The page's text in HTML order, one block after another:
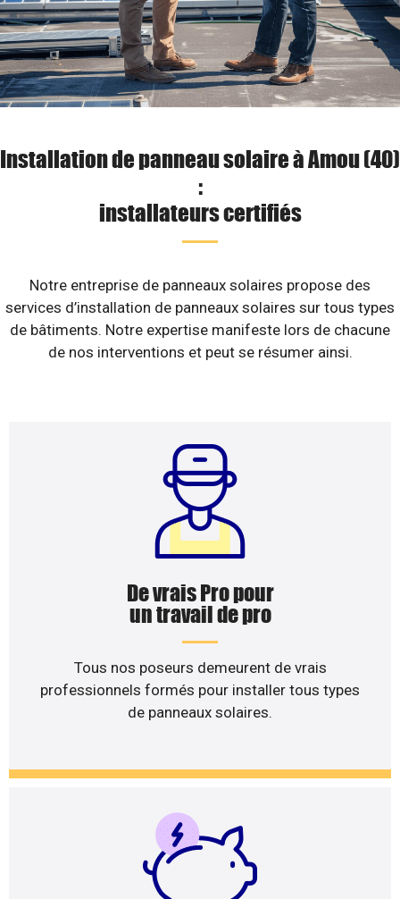
Installation de panneau solaire à Amou (40)
:
installateurs certifiés
Notre entreprise de panneaux solaires propose des
services d’installation de panneaux solaires sur tous types
de bâtiments. Notre expertise manifeste lors de chacune
de nos interventions et peut se résumer ainsi.
De vrais Pro pour
un travail de pro
Tous nos poseurs demeurent de vrais
professionnels formés pour installer tous types
de panneaux solaires.